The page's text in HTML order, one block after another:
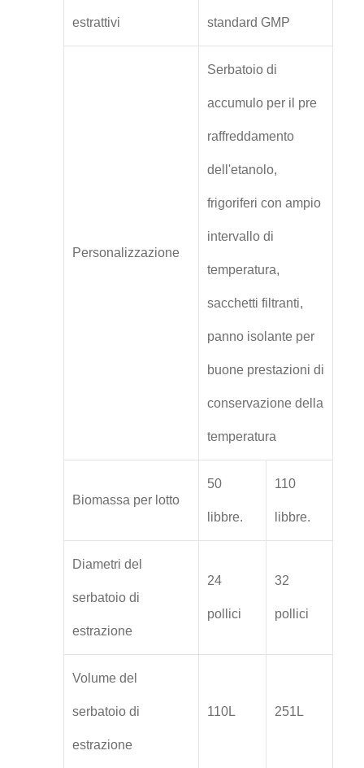
estrattivi standard GMP
Personalizzazione
Serbatoio di
accumulo per il pre
raffreddamento
dell'etanolo,
frigoriferi con ampio
intervallo di
temperatura,
sacchetti filtranti,
panno isolante per
buone prestazioni di
conservazione della
temperatura
Biomassa per lotto
50
libbre.
110
libbre.
Diametri del
serbatoio di
estrazione
24
pollici
32
pollici
Volume del
serbatoio di
estrazione
110L 251L